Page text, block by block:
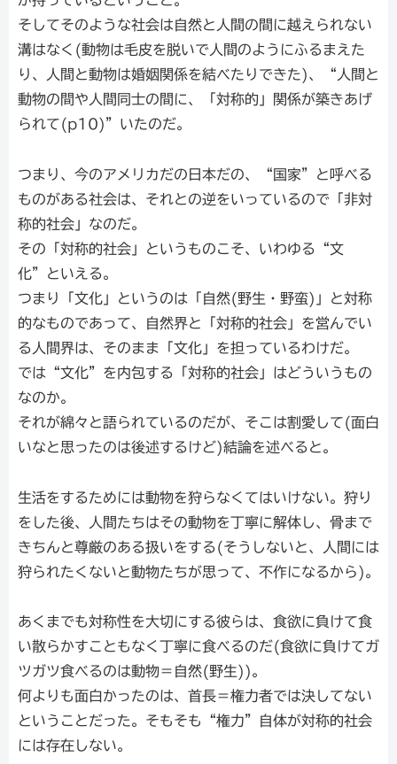
そしてそのような社会は自然と人間の間に越えられない
溝はなく(動物は毛皮を脱いで人間のようにふるまえた
り、人間と動物は婚姻関係を結べたりできた)、“人間と
動物の間や人間同士の間に、「対称的」関係が築きあげ
られて(p10)”いたのだ。
つまり、今のアメリカだの日本だの、“国家”と呼べる
ものがある社会は、それとの逆をいっているので「非対
称的社会」なのだ。
その「対称的社会」というものこそ、いわゆる“文
化”といえる。
つまり「文化」というのは「自然(野生・野蛮)」と対称
的なものであって、自然界と「対称的社会」を営んでい
る人間界は、そのまま「文化」を担っているわけだ。
では“文化”を内包する「対称的社会」はどういうもの
なのか。
それが綿々と語られているのだが、そこは割愛して(面白
いなと思ったのは後述するけど)結論を述べると。
生活をするためには動物を狩らなくてはいけない。狩り
をした後、人間たちはその動物を丁寧に解体し、骨まで
きちんと尊厳のある扱いをする(そうしないと、人間には
狩られたくないと動物たちが思って、不作になるから)。
あくまでも対称性を大切にする彼らは、食欲に負けて食
い散らかすこともなく丁寧に食べるのだ(食欲に負けてガ
ツガツ食べるのは動物＝自然(野生))。
何よりも面白かったのは、首長＝権力者では決してない
ということだった。そもそも“権力”自体が対称的社会
には存在しない。